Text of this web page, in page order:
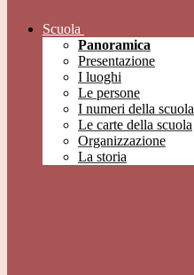
Scuola
Panoramica
Presentazione
I luoghi
Le persone
I numeri della scuola
Le carte della scuola
Organizzazione
La storia